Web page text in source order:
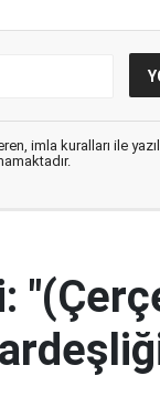
imla kuralları ile